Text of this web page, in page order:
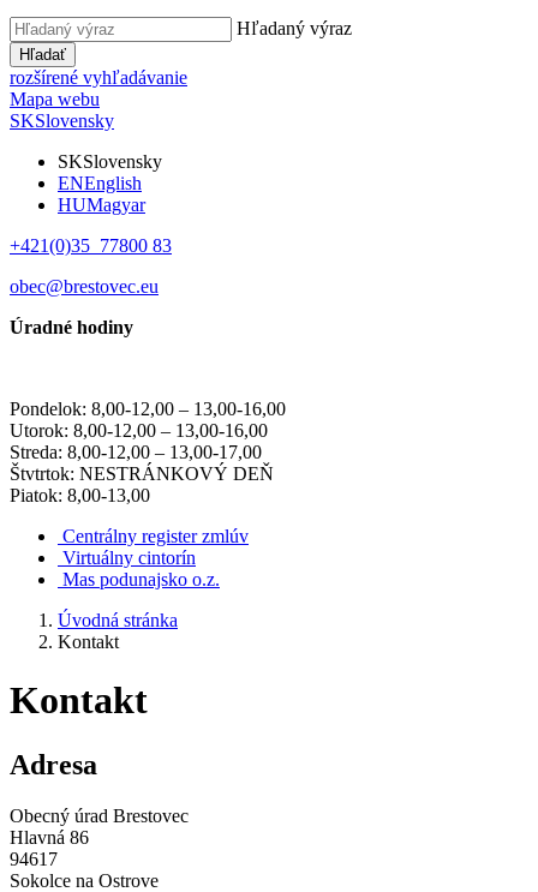
Hľadaný výraz
Hľadať
rozšírené vyhľadávanie
Mapa webu
SKSlovensky
SKSlovensky
ENEnglish
HUMagyar
+421(0)35 77800 83
obec@brestovec.eu
Úradné hodiny
Pondelok: 8,00-12,00 – 13,00-16,00
Utorok: 8,00-12,00 – 13,00-16,00
Streda: 8,00-12,00 – 13,00-17,00
Štvtrtok: NESTRÁNKOVÝ DEŇ
Piatok: 8,00-13,00
Centrálny register zmlúv
Virtuálny cintorín
Mas podunajsko o.z.
Úvodná stránka
Kontakt
Kontakt
Adresa
Obecný úrad Brestovec
Hlavná 86
94617
Sokolce na Ostrove